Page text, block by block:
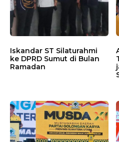
Iskandar ST Silaturahmi
ke DPRD Sumut di Bulan
Ramadan